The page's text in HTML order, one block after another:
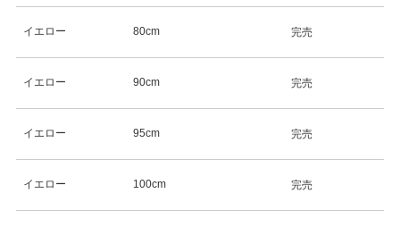
イエロー 80cm 完売
イエロー 90cm 完売
イエロー 95cm 完売
イエロー 100cm 完売